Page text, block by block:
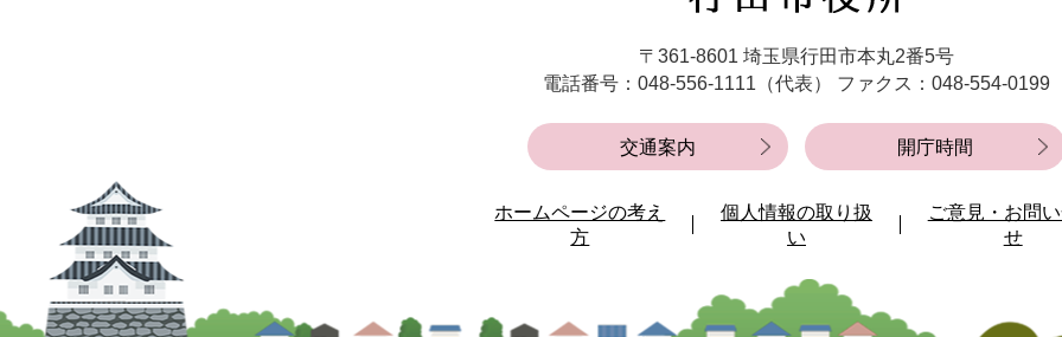
田
役
所
〒361-8601 埼玉県行田市本丸2番5号
電話番号：048-556-1111（代表）
ファクス：048-554-0199
交通案内 開庁時間
ホームページの考え
方
個人情報の取り扱
い
ご意見・お問
せ